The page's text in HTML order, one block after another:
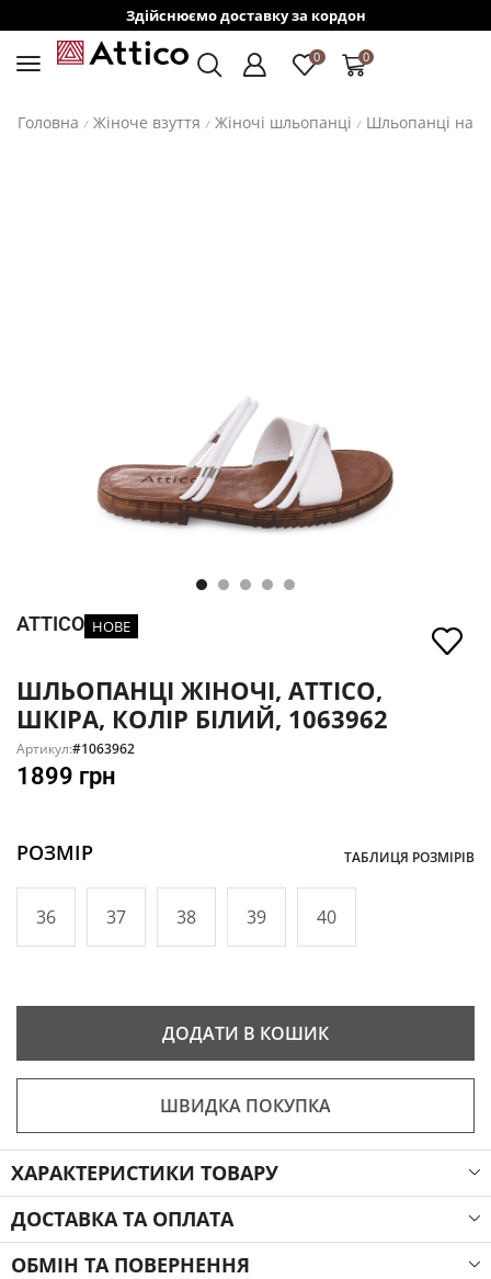
Здійснюємо доставку за кордон
0 0
Головна / Жіноче взуття / Жіночі шльопанці / Шльопанці на
ATTICO НОВЕ
ШЛЬОПАНЦІ ЖІНОЧІ, ATTICO,
ШКІРА, КОЛІР БІЛИЙ, 1063962
Артикул:#1063962
1899 грн
РОЗМІР ТАБЛИЦЯ РОЗМІРІВ
36 37 38 39 40
ДОДАТИ В КОШИК
ШВИДКА ПОКУПКА
ХАРАКТЕРИСТИКИ ТОВАРУ
ДОСТАВКА ТА ОПЛАТА
ОБМІН ТА ПОВЕРНЕННЯ